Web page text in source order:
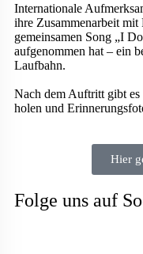
Internationale
ihre Zusammenarbeit mit
gemeinsamen Song „I
aufgenommen hat – ein
Laufbahn.
Nach dem Auftritt gibt
holen und
Hier
Folge uns auf